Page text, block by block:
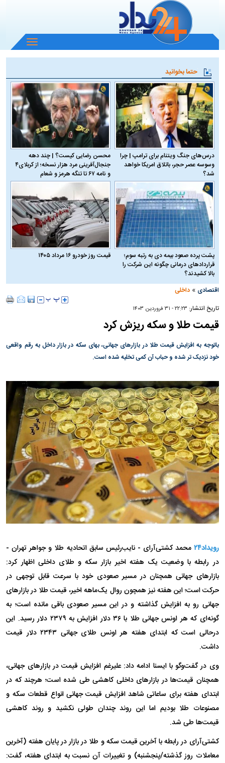
باز
و
منو
حتما بخوانید
درس‌های جنگ ویتنام برای ترامپ | چرا
وسوسه عصر حجر، باتلاق امریکا خواهد
شد؟
محسن رضایی کیست؟ | چند دهه
جنجال‌آفرینی مرد هزار نسخه؛ از کربلای۴
و نامه ۶۷ تا تنگه هرمز و شعام
پشت پرده صعود بیمه دی به رتبه سوم؛
قراردادهای درمانی چگونه این شرکت را
بالا کشیدند؟
قیمت روز خودرو ۱۶ مرداد ۱۴۰۵
اقتصادی »داخلی
تاریخ انتشار: ۲۲:۲۳ - ۳۱ فروردين ۱۴۰۳
قیمت طلا و سکه ریزش کرد
باتوجه به افزایش قیمت طلا در بازارهای جهانی، بهای سکه در بازار داخل به رقم واقعی
خود نزدیک تر شده و حباب آن کمی تخلیه شده است.
رویداد۲۴
محمد کشتی‌آرای - نایب‌رئیس سابق اتحادیه طلا و جواهر تهران -
در رابطه با وضعیت یک هفته اخیر بازار سکه و طلای داخلی اظهار کرد:
بازارهای جهانی همچنان در مسیر صعودی خود با سرعت قابل توجهی در
حرکت است؛ این هفته نیز همچون روال یک‌ماهه اخیر، قیمت‌ طلا در بازارهای
جهانی رو به افزایش گذاشته و در این مسیر صعودی باقی مانده است؛ به
گونه‌ای که هر اونس جهانی طلا با ٣۶ دلار افزایش به ٢٣٧٩ دلار رسید. این
درحالی است که ابتدای هفته هر اونس طلای جهانی ٢٣۴٣ دلار قیمت
داشت.
وی در گفت‌وگو با ایسنا ادامه داد: علیرغم افزایش قیمت در بازارهای جهانی،
همچنان قیمت‌ها در بازارهای داخلی کاهشی طی شده است؛ هرچند که در
ابتدای هفته برای ساعاتی شاهد افزایش قیمت جهانی انواع قطعات سکه و
مصنوعات طلا بودیم اما این روند چندان طولی نکشید و روند کاهشی
قیمت‌ها طی شد.
کشتی‌آرای در رابطه با آخرین قیمت سکه و طلا در بازار در پایان هفته (آخرین
معاملات روز گذشته/پنجشنبه) و تغییرات آن نسبت به ابتدای هفته، گفت: